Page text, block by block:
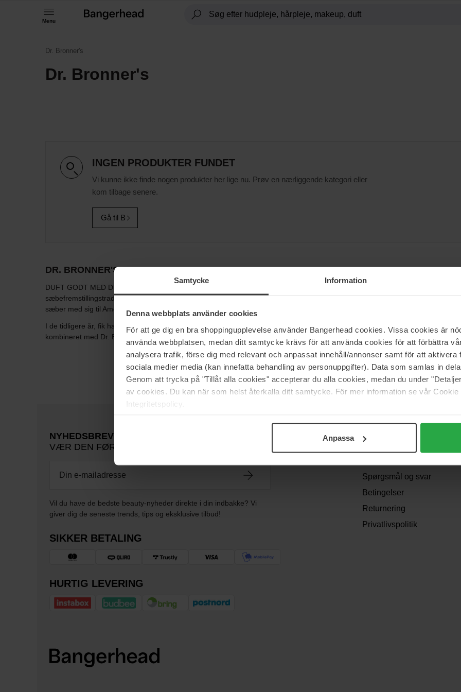
Samtycke Information
Denna webbplats använder cookies
För att ge dig en bra shoppingupplevelse använder Bangerhead cookies. Vissa cookies är
använda webbplatsen, medan ditt samtycke krävs för att använda cookies för att förbättra
analysera trafik, förse dig med relevant och anpassat innehåll/annonser samt för att aktivera
sociala medier media (kan innefatta behandling av personuppgifter). Data som samlas in
Genom att trycka på "Tillåt alla cookies" accepterar du alla cookies, medan du under
av cookies. Du kan när som helst återkalla ditt samtycke. För mer information se vår
Integritetspolicy.
Anpassa
Menu
Dr. Bronner's
Dr. Bronner's
INGEN PRODUKTER FUNDET
Vi kunne ikke finde nogen produkter her lige nu. Prøv en nærliggende kategori eller
kom tilbage senere.
Gå til B
DR. BRONNER'S
DUFT GODT MED DR. BRONNER - DET ER REN MAGI! Dr. Bronner's magiske sæbe er lig med gammeldags kvalitet og
sæbefremstillingstradition. Dr. Emanuel Bronner blev født i 1908 i en jødisk familie, der havde produceret sæbe siden 1858. I
sæber med sig til Amerika. Dr. Bronner er kendt for sine produkter af høj kvalitet, alsidighed og miljøbevidsthed.
I de tidligere år, fik han sig hurtigt en lille gruppe af loyale købere og i slutningen af 1960'erne begyndte hans sæbesalg at
kombineret med Dr. Bronners respekt for religiøse og etniske opdelinger. I dag dr Bronners den bedst sælgende naturlige sæbe
NYHEDSBREV
VÆR DEN FØRSTE TIL AT VIDE DET
Vil du have de bedste beauty-nyheder direkte i din indbakke? Vi
giver dig de seneste trends, tips og eksklusive tilbud!
SIKKER BETALING
HURTIG LEVERING
Support
Spørgsmål og svar
Betingelser
Returnering
Privatlivspolitik